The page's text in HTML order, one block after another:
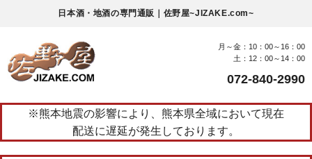
日本酒・地酒の専門通販｜佐野屋~JIZAKE.com~
月～金：10：00～16：00
土：12：00～14：00
072-840-2990
※熊本地震の影響により、熊本県全域において現在
配送に遅延が発生しております。